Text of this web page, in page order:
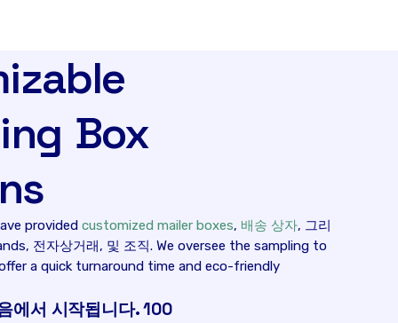
Box
provided customized mailer boxes, 배송 상자, 그리
, 전자상거래, 및 조직.We oversee the sampling to
a quick turnaround time and eco-friendly
에서 시작됩니다. 100